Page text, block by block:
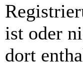
ist oder
dort